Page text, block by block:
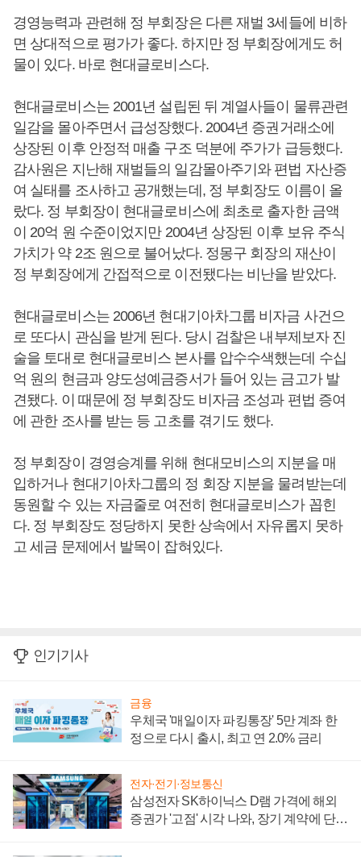
경영능력과 관련해 정 부회장은 다른 재벌 3세들에 비하
면 상대적으로 평가가 좋다. 하지만 정 부회장에게도 허
물이 있다. 바로 현대글로비스다.
현대글로비스는 2001년 설립된 뒤 계열사들이 물류관련
일감을 몰아주면서 급성장했다. 2004년 증권거래소에
상장된 이후 안정적 매출 구조 덕분에 주가가 급등했다.
감사원은 지난해 재벌들의 일감몰아주기와 편법 자산증
여 실태를 조사하고 공개했는데, 정 부회장도 이름이 올
랐다. 정 부회장이 현대글로비스에 최초로 출자한 금액
이 20억 원 수준이었지만 2004년 상장된 이후 보유 주식
가치가 약 2조 원으로 불어났다. 정몽구 회장의 재산이
정 부회장에게 간접적으로 이전됐다는 비난을 받았다.
현대글로비스는 2006년 현대기아차그룹 비자금 사건으
로 또다시 관심을 받게 된다. 당시 검찰은 내부제보자 진
술을 토대로 현대글로비스 본사를 압수수색했는데 수십
억 원의 현금과 양도성예금증서가 들어 있는 금고가 발
견됐다. 이 때문에 정 부회장도 비자금 조성과 편법 증여
에 관한 조사를 받는 등 고초를 겪기도 했다.
정 부회장이 경영승계를 위해 현대모비스의 지분을 매
입하거나 현대기아차그룹의 정 회장 지분을 물려받는데
동원할 수 있는 자금줄로 여전히 현대글로비스가 꼽힌
다. 정 부회장도 정당하지 못한 상속에서 자유롭지 못하
고 세금 문제에서 발목이 잡혀있다.
인기기사
금융
우체국 '매일이자 파킹통장' 5만 계좌 한
정으로 다시 출시, 최고 연 2.0% 금리
전자·전기·정보통신
삼성전자 SK하이닉스 D램 가격에 해외
증권가 '고점' 시각 나와, 장기 계약에 단점